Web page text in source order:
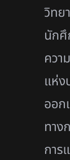
วิทย
นักศึ
ควา
แห่ง
ออก
ทา
การ